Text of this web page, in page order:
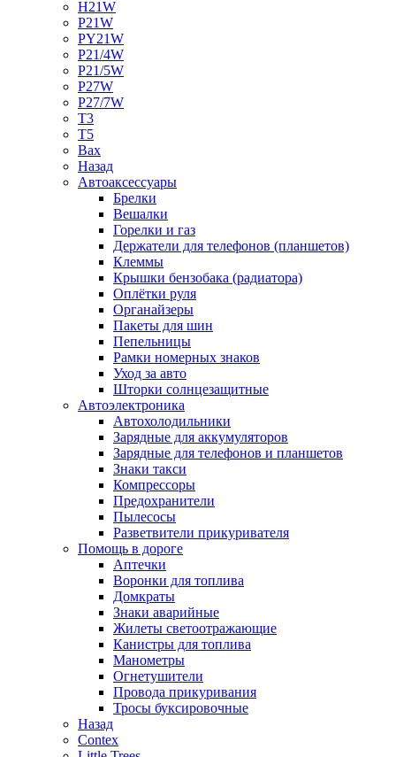
H21W
P21W
PY21W
P21/4W
P21/5W
P27W
P27/7W
T3
T5
Bax
Назад
Автоаксессуары
Брелки
Вешалки
Горелки и газ
Держатели для телефонов (планшетов)
Клеммы
Крышки бензобака (радиатора)
Оплётки руля
Органайзеры
Пакеты для шин
Пепельницы
Рамки номерных знаков
Уход за авто
Шторки солнцезащитные
Автоэлектроника
Автохолодильники
Зарядные для аккумуляторов
Зарядные для телефонов и планшетов
Знаки такси
Компрессоры
Предохранители
Пылесосы
Разветвители прикуривателя
Помощь в дороге
Аптечки
Воронки для топлива
Домкраты
Знаки аварийные
Жилеты светоотражающие
Канистры для топлива
Манометры
Огнетушители
Провода прикуривания
Тросы буксировочные
Назад
Contex